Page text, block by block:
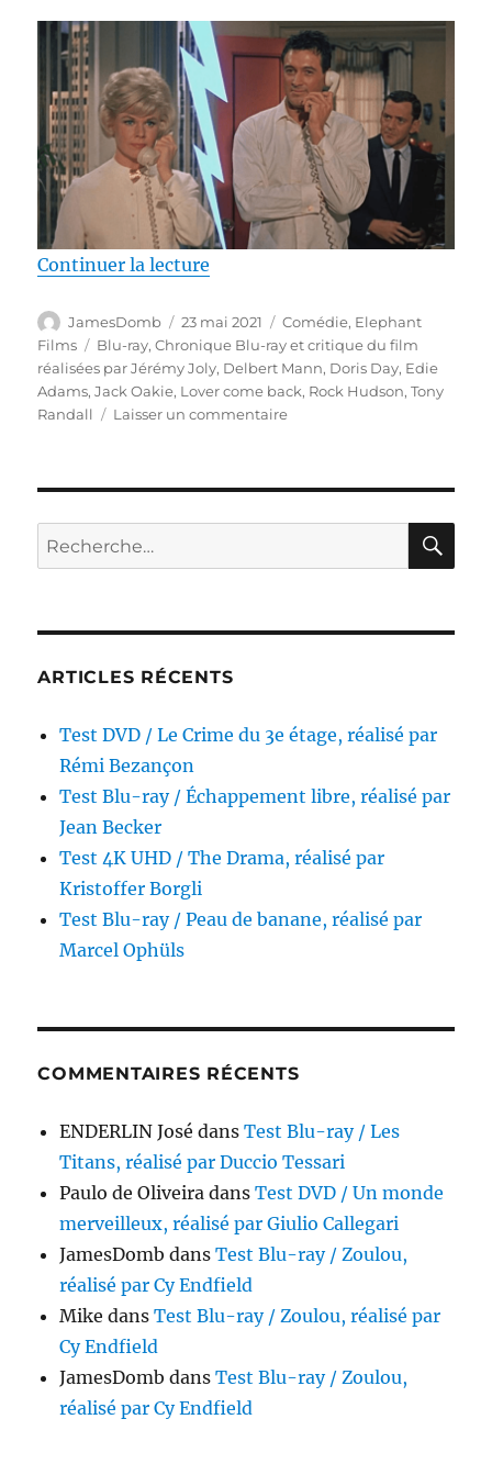
Continuer la lecture
Auteur
JamesDomb
Publié
le
23 mai 2021 Catégories
Comédie, Elephant
Films
Étiquettes
Blu-ray,Chronique Blu-ray et critique du film
réalisées par Jérémy Joly, Delbert Mann, Doris Day, Edie
Adams,Jack Oakie, Lover come back, Rock Hudson,Tony
Randall
Laisser un commentairesur
Un
pour
Recherche
pour :
ARTICLES RÉCENTS
Test DVD / Le Crime du 3e étage, réalisé par
Rémi Bezançon
Test Blu-ray / Échappement libre, réalisé par
Jean Becker
Test 4K UHD / The Drama, réalisé par
Kristoffer Borgli
Test Blu-ray / Peau de banane, réalisé par
Marcel Ophüls
COMMENTAIRES RÉCENTS
ENDERLIN José dansTest Blu-ray / Les
Titans, réalisé par Duccio Tessari
Paulo de Oliveira dansTest DVD / Un monde
merveilleux, réalisé par Giulio Callegari
JamesDomb dansTest Blu-ray / Zoulou,
réalisé par Cy Endfield
Mike dansTest Blu-ray / Zoulou, réalisé par
Cy Endfield
JamesDomb dansTest Blu-ray / Zoulou,
réalisé par Cy Endfield